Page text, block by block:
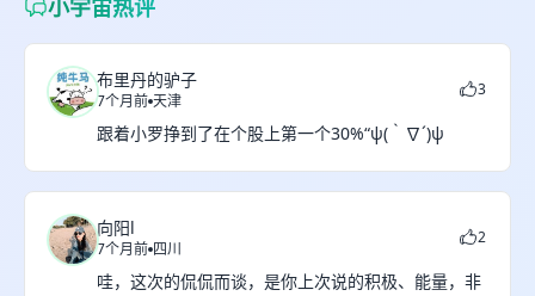
小宇宙热评
布里丹的驴子
7个月前 天津
3
跟着小罗挣到了在个股上第一个30%“ψ(｀∇´)ψ
向阳l
7个月前 四川
2
哇，这次的侃侃而谈，是你上次说的积极、能量，非